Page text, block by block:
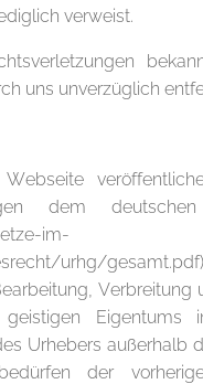
verweist.
uns unverzüglich
dem deutschen
im-
urhg/
Verbreitung
Eigentums
Urhebers außerhalb
der